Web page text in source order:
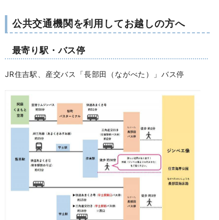
公共交通機関を利用してお越しの方へ
最寄り駅・バス停
JR住吉駅、産交バス「長部田（ながべた）」バス停